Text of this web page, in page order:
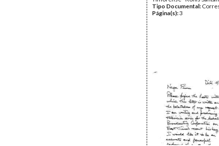
Tipo Documental:
Página(s):3